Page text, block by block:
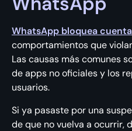
WhatsApp bloquea
comportamientos que
Las causas más comunes
de apps no oficiales y los
usuarios.
Si ya pasaste por una
de que no vuelva a ocurrir,